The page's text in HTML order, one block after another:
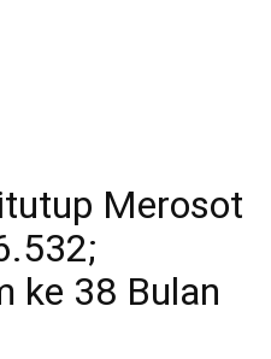
Merosot
ke 38 Bulan